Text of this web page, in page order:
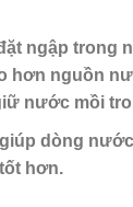
ngập trong
hơn nguồn
nước mồi
dòng
hơn.